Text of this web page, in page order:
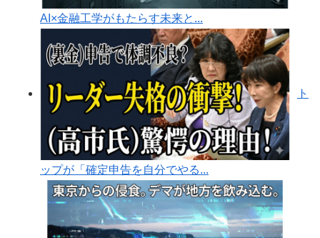
AI×金融工学がもたらす未来と...
ト
ップが「確定申告を自分でやる...